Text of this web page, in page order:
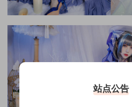
站点公告